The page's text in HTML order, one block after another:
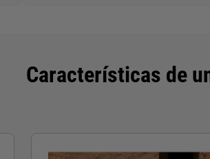
Características de